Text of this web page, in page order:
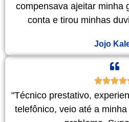
compensava ajeitar minha
conta e tirou minhas
Jojo
"Técnico prestativo,
telefônico, veio até a